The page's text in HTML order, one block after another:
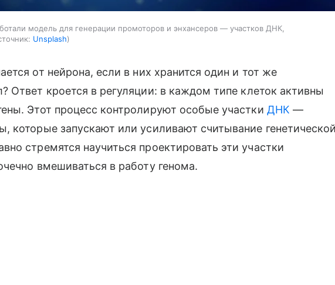
модель для генерации промоторов и энхансеров — участков ДНК,
Unsplash
от нейрона, если в них хранится один и тот же
Ответ кроется в регуляции: в каждом типе клеток активны
Этот процесс контролируют особые участки ДНК —
которые запускают или усиливают считывание генетической
стремятся научиться проектировать эти участки
вмешиваться в работу генома.